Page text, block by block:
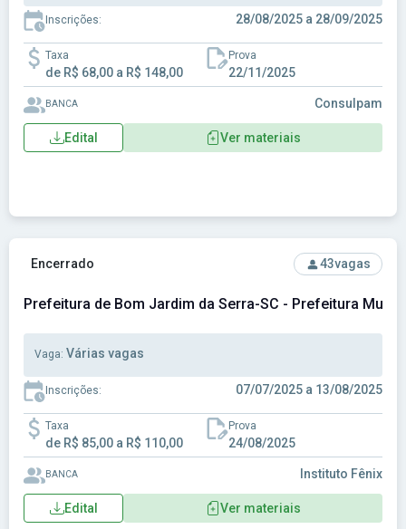
Inscrições: 28/08/2025 a 28/09/2025
Taxa
de R$ 68,00 a R$ 148,00
Prova
22/11/2025
BANCA Consulpam
Edital Ver materiais
Ver concurso: Prefeitura de Bom Jardim da Serra-SC -
Encerrado 43vagas
Prefeitura de Bom Jardim da Serra-SC - Prefeitura
Vaga: Várias vagas
Inscrições: 07/07/2025 a 13/08/2025
Taxa
de R$ 85,00 a R$ 110,00
Prova
24/08/2025
BANCA Instituto Fênix
Edital Ver materiais